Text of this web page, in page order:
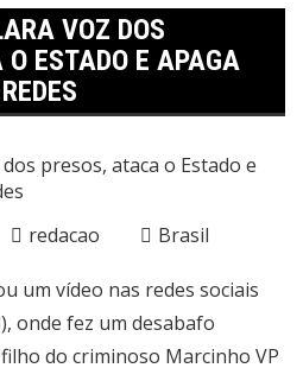
VOZ DOS
ESTADO E APAGA
redacao Brasil
um vídeo nas redes sociais
onde fez um desabafo
do criminoso Marcinho VP